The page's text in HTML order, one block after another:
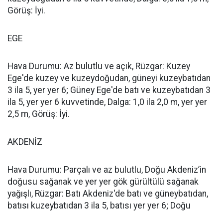
Görüş: İyi.
EGE
Hava Durumu: Az bulutlu ve açık, Rüzgar: Kuzey
Ege'de kuzey ve kuzeydoğudan, güneyi kuzeybatıdan
3 ila 5, yer yer 6; Güney Ege'de batı ve kuzeybatıdan 3
ila 5, yer yer 6 kuvvetinde, Dalga: 1,0 ila 2,0 m, yer yer
2,5 m, Görüş: İyi.
AKDENİZ
Hava Durumu: Parçalı ve az bulutlu, Doğu Akdeniz’in
doğusu sağanak ve yer yer gök gürültülü sağanak
yağışlı, Rüzgar: Batı Akdeniz'de batı ve güneybatıdan,
batısı kuzeybatıdan 3 ila 5, batısı yer yer 6; Doğu